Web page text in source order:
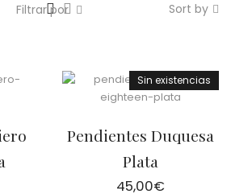
Sort by
Filtrar por
Sin existencias
Pendientes Duquesa
Plata
45,00€